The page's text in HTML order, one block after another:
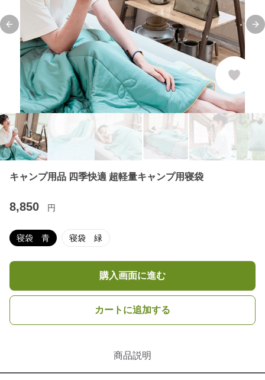
Previous slide
キャンプ用品 四季快適 超軽量キャンプ用寝袋
8,850 円
寝袋 青 寝袋 緑
購入画面に進む
カートに追加する
商品説明